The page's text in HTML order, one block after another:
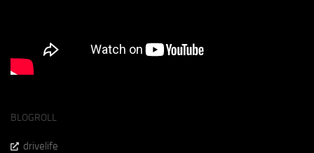
BLOGROLL
drivelife